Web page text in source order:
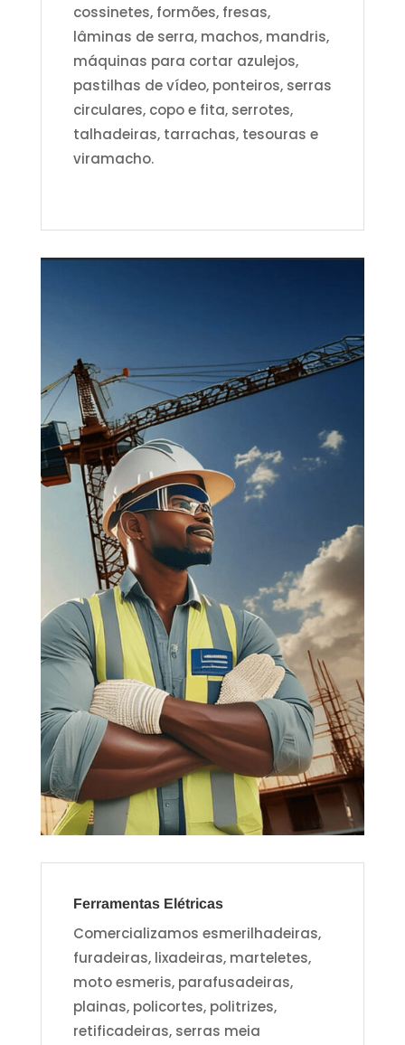
cossinetes, formões, fresas,
lâminas de serra, machos, mandris,
máquinas para cortar azulejos,
pastilhas de vídeo, ponteiros, serras
circulares, copo e fita, serrotes,
talhadeiras, tarrachas, tesouras e
viramacho.
Ferramentas Elétricas
Comercializamos esmerilhadeiras,
furadeiras, lixadeiras, marteletes,
moto esmeris, parafusadeiras,
plainas, policortes, politrizes,
retificadeiras, serras meia